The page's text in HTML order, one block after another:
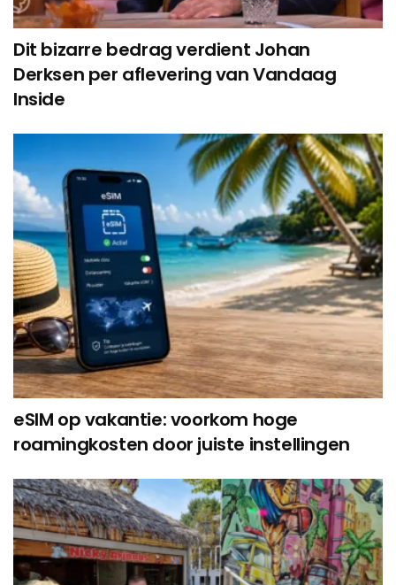
Dit bizarre bedrag verdient Johan
Derksen per aflevering van Vandaag
Inside
eSIM op vakantie: voorkom hoge
roamingkosten door juiste instellingen